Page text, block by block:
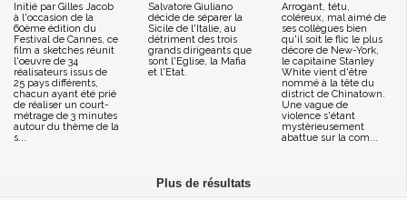
Initié par Gilles Jacob
à l'occasion de la
60ème édition du
Festival de Cannes, ce
film a sketches réunit
l'oeuvre de 34
réalisateurs issus de
25 pays différents,
chacun ayant été prié
de réaliser un court-
métrage de 3 minutes
autour du thème de la
s...
Salvatore Giuliano
décide de séparer la
Sicile de l'Italie, au
détriment des trois
grands dirigeants que
sont l'Eglise, la Mafia
et l'Etat.
Arrogant, tétu,
coléreux, mal aimé de
ses collègues bien
qu'il soit le flic le plus
décore de New-York,
le capitaine Stanley
White vient d'être
nommé à la tête du
district de Chinatown.
Une vague de
violence s'étant
mystèrieusement
abattue sur la com...